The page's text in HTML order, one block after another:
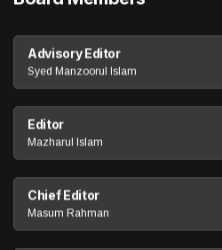
Advisory Editor
Syed Manzoorul Islam
Editor
Mazharul Islam
Chief Editor
Masum Rahman